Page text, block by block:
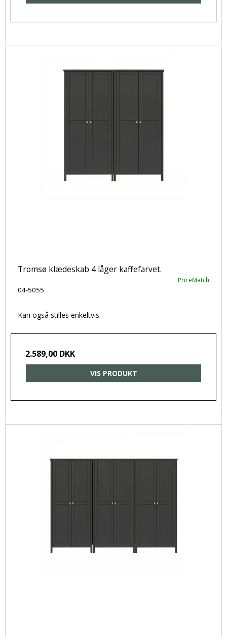
Tromsø klædeskab 4 låger kaffefarvet.
PriceMatch
04-5055
Kan også stilles enkeltvis.
2.589,00 DKK
VIS PRODUKT